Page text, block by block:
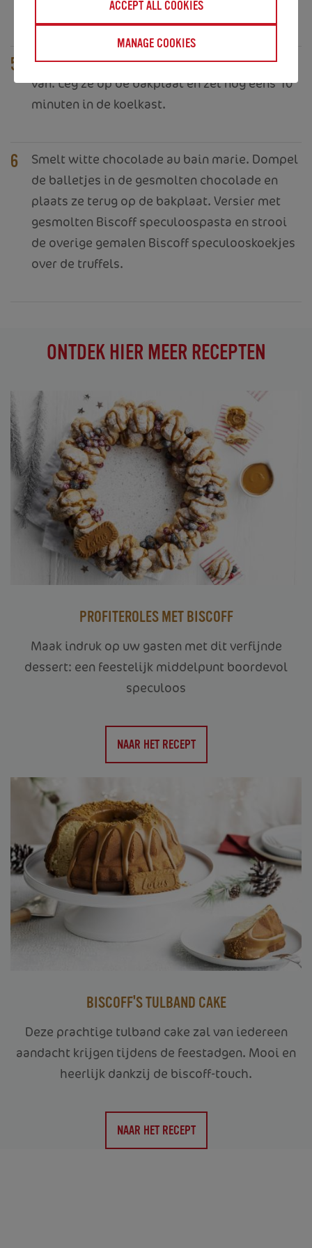
5
Neem het gekoelde deeg en vorm er balletjes
van. Leg ze op de bakplaat en zet nog eens 10
minuten in de koelkast.
6
Smelt witte chocolade au bain marie. Dompel
de balletjes in de gesmolten chocolade en
plaats ze terug op de bakplaat. Versier met
gesmolten Biscoff speculoospasta en strooi
de overige gemalen Biscoff speculooskoekjes
over de truffels.
ONTDEK HIER MEER RECEPTEN
PROFITEROLES MET BISCOFF
Maak indruk op uw gasten met dit verfijnde
dessert: een feestelijk middelpunt boordevol
speculoos
NAAR HET RECEPT
BISCOFF'S TULBAND CAKE
Deze prachtige tulband cake zal van iedereen
aandacht krijgen tijdens de feestadgen. Mooi en
heerlijk dankzij de biscoff-touch.
NAAR HET RECEPT
ACCEPT ALL COOKIES
MANAGE COOKIES